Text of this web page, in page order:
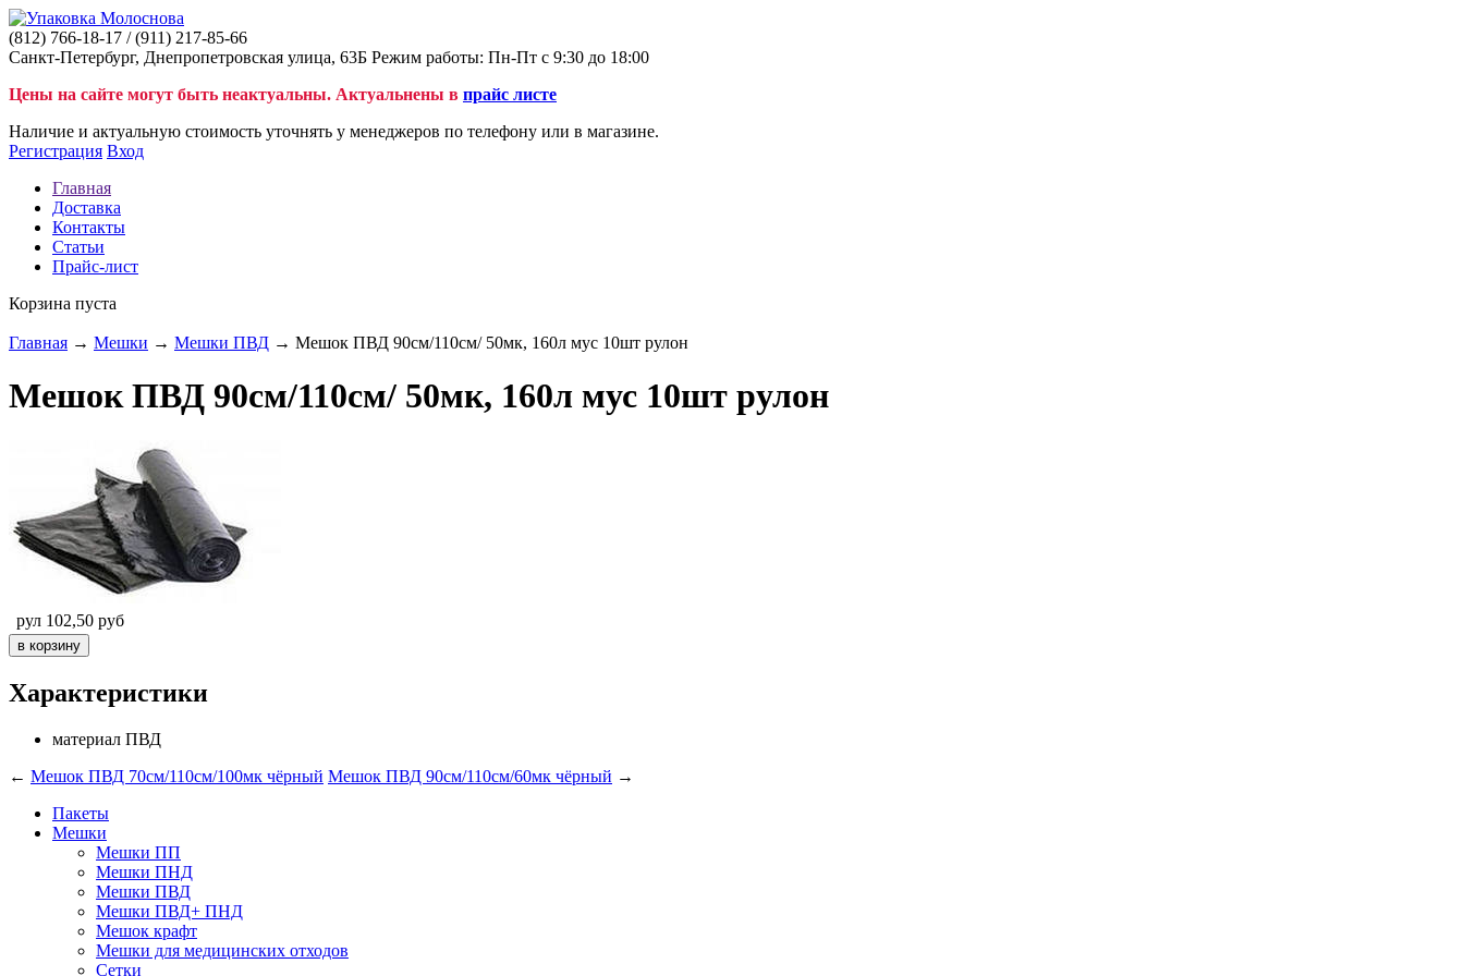
(812) 766-18-17 / (911) 217-85-66
Санкт-Петербург, Днепропетровская улица, 63Б Режим работы: Пн-Пт с 9:30 до 18:00
Цены на сайте могут быть неактуальны. Актуальнены в прайс листе
Наличие и актуальную стоимость уточнять у менеджеров по телефону или в магазине.
Регистрация Вход
Главная
Доставка
Контакты
Статьи
Прайс-лист
Корзина пуста
Главная → Мешки → Мешки ПВД → Мешок ПВД 90см/110см/ 50мк, 160л мус 10шт рулон
Мешок ПВД 90см/110см/ 50мк, 160л мус 10шт рулон
рул 102,50 руб
Характеристики
материал ПВД
← Мешок ПВД 70см/110см/100мк чёрный Мешок ПВД 90см/110см/60мк чёрный →
Пакеты
Мешки
Мешки ПП
Мешки ПНД
Мешки ПВД
Мешки ПВД+ ПНД
Мешок крафт
Мешки для медицинских отходов
Сетки